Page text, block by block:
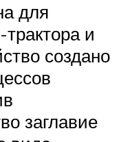
для
и
создано
заглавие